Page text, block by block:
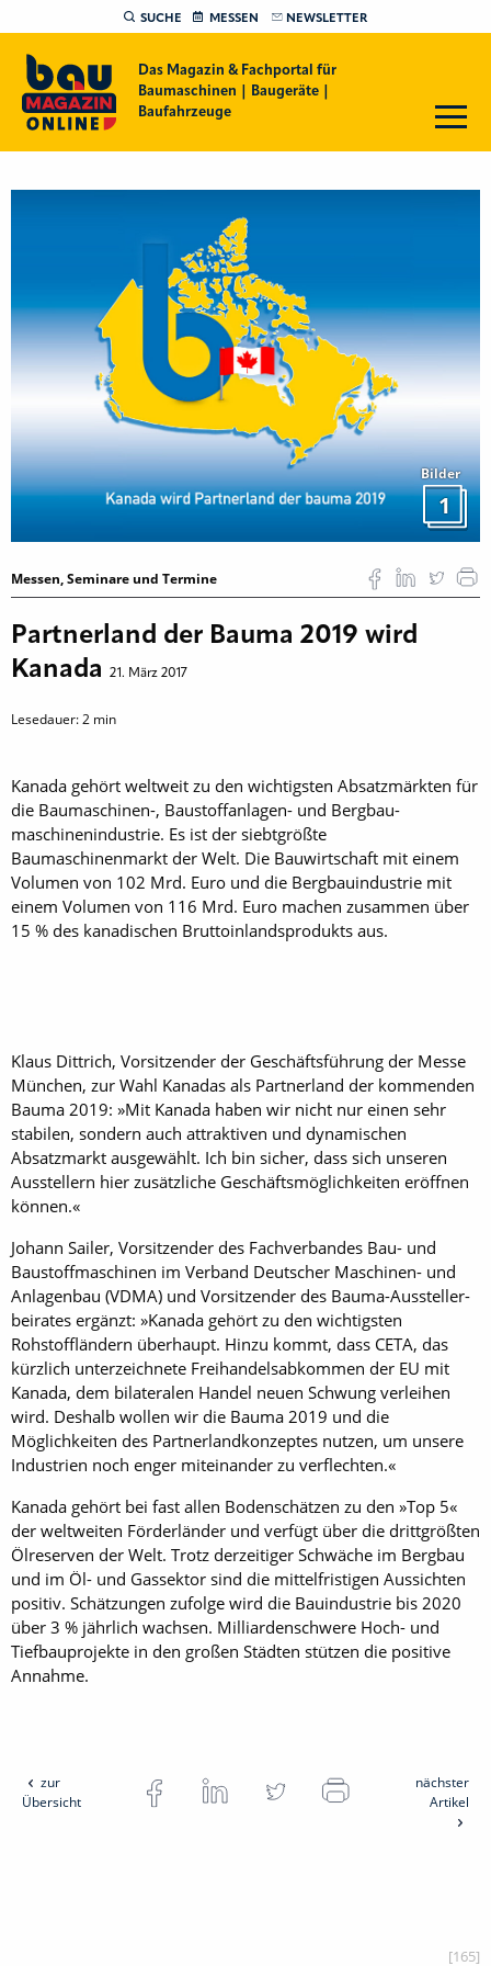
SUCHE MESSEN NEWSLETTER
Das Magazin & Fachportal für
Baumaschinen | Baugeräte |
Baufahrzeuge
Bilder
1
Messen, Seminare und Termine
Partnerland der Bauma 2019 wird
Kanada
21. März 2017
Lesedauer:2 min
Kanada gehört weltweit zu den wichtigsten Absatzmärkten für
die Baumaschinen-, Baustoffanlagen- und Bergbau­
maschinenindustrie. Es ist der siebtgrößte
Baumaschinenmarkt der Welt. Die Bauwirtschaft mit einem
Volumen von 102 Mrd. Euro und die Bergbauindustrie mit
einem Volumen von 116 Mrd. Euro machen zusammen über
15 % des kanadischen Bruttoinlandsprodukts aus.
Klaus Dittrich, Vorsitzender der Geschäftsführung der Messe
München, zur Wahl Kanadas als Partnerland der kommenden
Bauma 2019: »Mit Kanada haben wir nicht nur einen sehr
stabilen, sondern auch attraktiven und dynamischen
Absatzmarkt aus­gewählt. Ich bin sicher, dass sich unseren
Ausstellern hier zusätzliche Geschäftsmöglichkeiten eröffnen
können.«
Johann Sailer, Vorsitzender des Fachverbandes Bau- und
Baustoffmaschinen im Verband Deutscher Maschinen- und
Anlagenbau (VDMA) und Vor­sitzender des Bauma-Aussteller­
beirates ergänzt: »Kanada gehört zu den wichtigsten
Rohstoffländern überhaupt. Hinzu kommt, dass CETA, das
kürzlich unterzeichnete Freihandels­abkommen der EU mit
Kanada, dem bilateralen Handel neuen Schwung verleihen
wird. Deshalb wollen wir die Bauma 2019 und die
Möglichkeiten des Partnerlandkonzeptes nutzen, um unsere
Industrien noch enger miteinander zu verflechten.«
Kanada gehört bei fast allen Bodenschätzen zu den »Top 5«
der welt­weiten Förderländer und verfügt über die drittgrößten
Ölreserven der Welt. Trotz derzeitiger Schwäche im Bergbau
und im Öl- und Gassektor sind die mittelfristigen Aussichten
positiv. Schätzungen zufolge wird die Bauindustrie bis 2020
über 3 % jährlich wachsen. Milliardenschwere Hoch- und
Tiefbauprojekte in den großen Städten stützen die positive
Annahme.
zur
Übersicht
nächster
Artikel
[165]